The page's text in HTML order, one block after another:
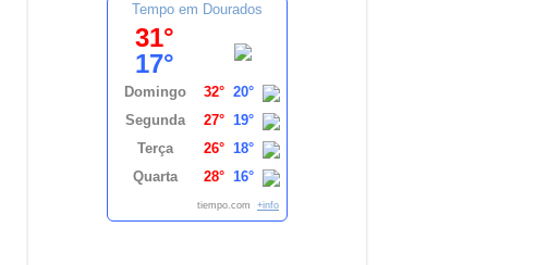
Tempo em Dourados
31°
17°
Domingo 32° 20°
Segunda
27° 19°
Terça
26° 18°
Quarta
28° 16°
tiempo.com +info